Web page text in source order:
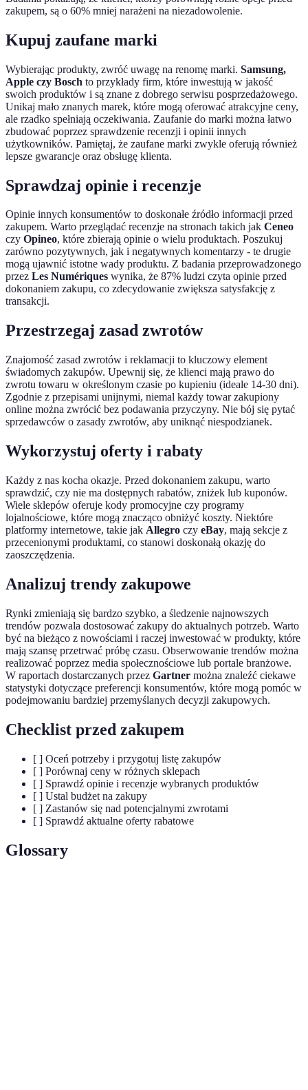
zakupem, są o 60% mniej narażeni na niezadowolenie.
Kupuj zaufane marki
Wybierając produkty, zwróć uwagę na renomę marki. Samsung,
Apple czy Bosch to przykłady firm, które inwestują w jakość
swoich produktów i są znane z dobrego serwisu posprzedażowego.
Unikaj mało znanych marek, które mogą oferować atrakcyjne ceny,
ale rzadko spełniają oczekiwania. Zaufanie do marki można łatwo
zbudować poprzez sprawdzenie recenzji i opinii innych
użytkowników. Pamiętaj, że zaufane marki zwykle oferują również
lepsze gwarancje oraz obsługę klienta.
Sprawdzaj opinie i recenzje
Opinie innych konsumentów to doskonałe źródło informacji przed
zakupem. Warto przeglądać recenzje na stronach takich jak Ceneo
czy Opineo, które zbierają opinie o wielu produktach. Poszukuj
zarówno pozytywnych, jak i negatywnych komentarzy - te drugie
mogą ujawnić istotne wady produktu. Z badania przeprowadzonego
przez Les Numériques wynika, że 87% ludzi czyta opinie przed
dokonaniem zakupu, co zdecydowanie zwiększa satysfakcję z
transakcji.
Przestrzegaj zasad zwrotów
Znajomość zasad zwrotów i reklamacji to kluczowy element
świadomych zakupów. Upewnij się, że klienci mają prawo do
zwrotu towaru w określonym czasie po kupieniu (ideale 14-30 dni).
Zgodnie z przepisami unijnymi, niemal każdy towar zakupiony
online można zwrócić bez podawania przyczyny. Nie bój się pytać
sprzedawców o zasady zwrotów, aby uniknąć niespodzianek.
Wykorzystuj oferty i rabaty
Każdy z nas kocha okazje. Przed dokonaniem zakupu, warto
sprawdzić, czy nie ma dostępnych rabatów, zniżek lub kuponów.
Wiele sklepów oferuje kody promocyjne czy programy
lojalnościowe, które mogą znacząco obniżyć koszty. Niektóre
platformy internetowe, takie jak Allegro czy eBay, mają sekcje z
przecenionymi produktami, co stanowi doskonałą okazję do
zaoszczędzenia.
Analizuj trendy zakupowe
Rynki zmieniają się bardzo szybko, a śledzenie najnowszych
trendów pozwala dostosować zakupy do aktualnych potrzeb. Warto
być na bieżąco z nowościami i raczej inwestować w produkty, które
mają szansę przetrwać próbę czasu. Obserwowanie trendów można
realizować poprzez media społecznościowe lub portale branżowe.
W raportach dostarczanych przez Gartner można znaleźć ciekawe
statystyki dotyczące preferencji konsumentów, które mogą pomóc w
podejmowaniu bardziej przemyślanych decyzji zakupowych.
Checklist przed zakupem
[ ] Oceń potrzeby i przygotuj listę zakupów
[ ] Porównaj ceny w różnych sklepach
[ ] Sprawdź opinie i recenzje wybranych produktów
[ ] Ustal budżet na zakupy
[ ] Zastanów się nad potencjalnymi zwrotami
[ ] Sprawdź aktualne oferty rabatowe
Glossary